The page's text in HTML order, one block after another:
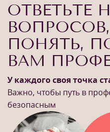
ОТВЕТЬТЕ
ПОНЯТЬ,
ВАМ
У каждого своя точка
Важно, чтобы путь в
безопасным